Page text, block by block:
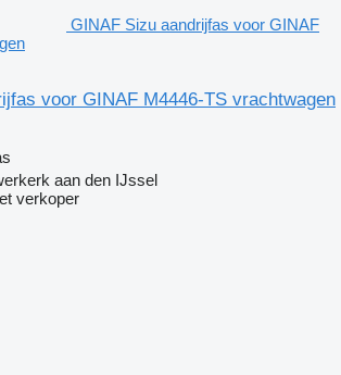
GINAF Sizu aandrijfas voor GINAF
voor GINAF M4446-TS vrachtwagen
aan den IJssel
verkoper